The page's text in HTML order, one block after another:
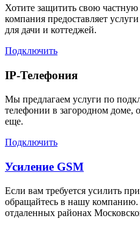
Хотите защитить свою
компания предоставляет
для дачи и коттеджей.
Подключить
IP-Телефония
Мы предлагаем услуги по
телефонии в загородном доме,
еще.
Подключить
Усиление GSM
Если вам требуется усилить
обращайтесь в нашу
отдаленных районах